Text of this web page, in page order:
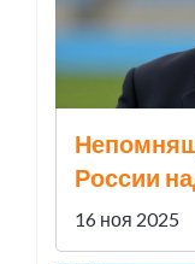
России
16 ноя 2025